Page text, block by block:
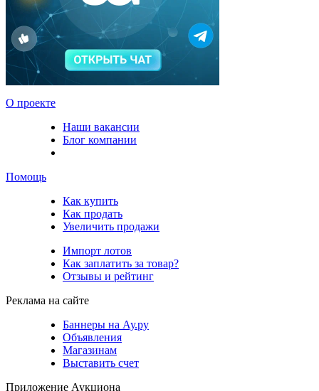
О проекте
Наши вакансии
Блог компании
Помощь
Как купить
Как продать
Увеличить продажи
Импорт лотов
Как заплатить за товар?
Отзывы и рейтинг
Реклама на сайте
Баннеры на Ау.ру
Объявления
Магазинам
Выставить счет
Приложение Аукциона